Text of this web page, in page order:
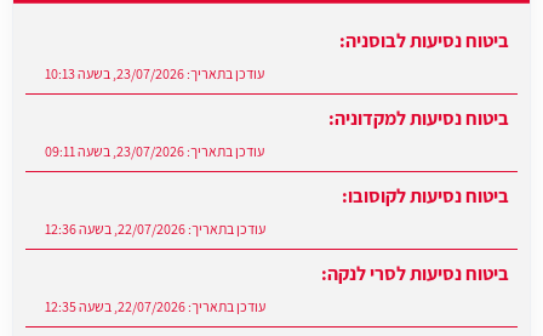
ביטוח נסיעות לבוסניה:
עודכן בתאריך: 23/07/2026, בשעה 10:13
ביטוח נסיעות למקדוניה:
עודכן בתאריך: 23/07/2026, בשעה 09:11
ביטוח נסיעות לקוסובו:
עודכן בתאריך: 22/07/2026, בשעה 12:36
ביטוח נסיעות לסרי לנקה:
עודכן בתאריך: 22/07/2026, בשעה 12:35